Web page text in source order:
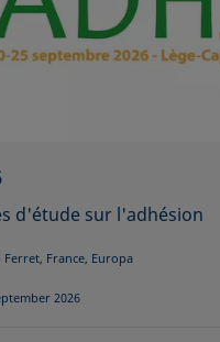
d'étude sur l'adhésion
Ferret, France, Europa
2026